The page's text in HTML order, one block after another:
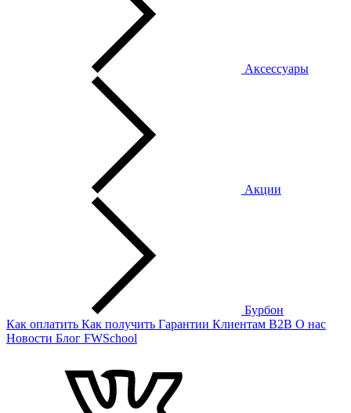
Аксессуары
Акции
Бурбон
Как оплатить Как получить Гарантии Клиентам B2B О нас
Новости Блог FWSchool